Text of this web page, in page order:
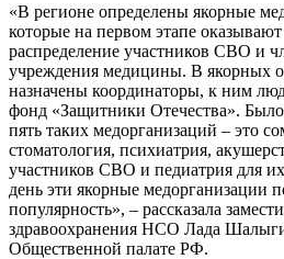
«В регионе определены якорные
которые на первом этапе
распределение участников СВО и
учреждения медицины. В якорных
назначены координаторы, к ним
фонд «Защитники Отечества». Было
пять таких медорганизаций – это
стоматология, психиатрия,
участников СВО и педиатрия для
день эти якорные медорганизации
популярность», – рассказала
здравоохранения НСО Лада
Общественной палате РФ.